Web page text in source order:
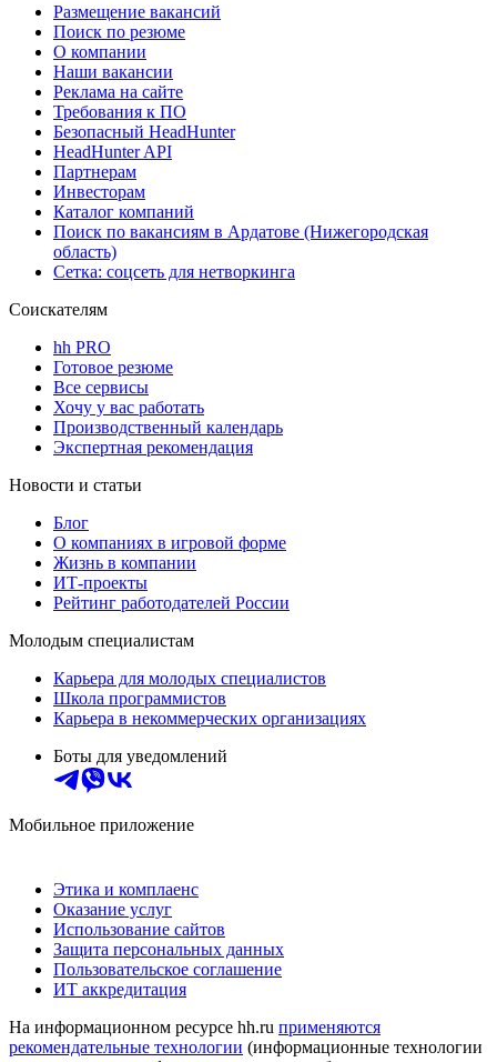
Размещение вакансий
Поиск по резюме
О компании
Наши вакансии
Реклама на сайте
Требования к ПО
Безопасный HeadHunter
HeadHunter API
Партнерам
Инвесторам
Каталог компаний
Поиск по вакансиям в Ардатове (Нижегородская
область)
Сетка: соцсеть для нетворкинга
Соискателям
hh PRO
Готовое резюме
Все сервисы
Хочу у вас работать
Производственный календарь
Экспертная рекомендация
Новости и статьи
Блог
О компаниях в игровой форме
Жизнь в компании
ИТ-проекты
Рейтинг работодателей России
Молодым специалистам
Карьера для молодых специалистов
Школа программистов
Карьера в некоммерческих организациях
Боты для уведомлений
Мобильное приложение
Этика и комплаенс
Оказание услуг
Использование сайтов
Защита персональных данных
Пользовательское соглашение
ИТ аккредитация
На информационном ресурсе hh.ru применяются
рекомендательные технологии (информационные технологии